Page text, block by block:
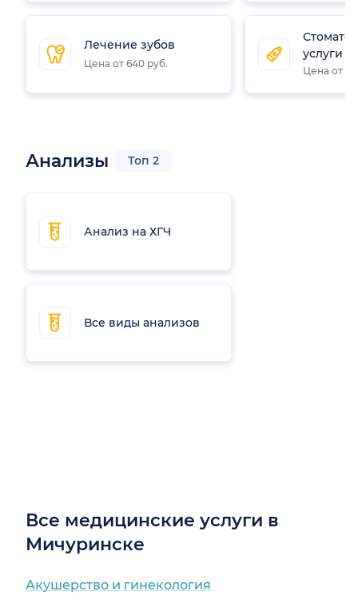
Лечение зубов
Цена от 640 руб.
услуги
Цена от
Анализы Топ 2
Анализ на ХГЧ
Все виды анализов
Все медицинские услуги в
Мичуринске
Акушерство и гинекология